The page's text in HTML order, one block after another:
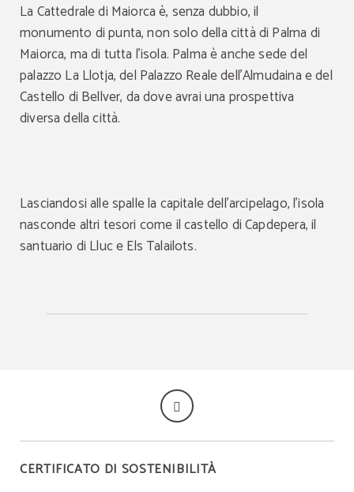
La Cattedrale di Maiorca è, senza dubbio, il
monumento di punta, non solo della città di Palma di
Maiorca, ma di tutta l'isola. Palma è anche sede del
palazzo La Llotja, del Palazzo Reale dell'Almudaina e del
Castello di Bellver, da dove avrai una prospettiva
diversa della città.
Lasciandosi alle spalle la capitale dell'arcipelago, l'isola
nasconde altri tesori come il castello di Capdepera, il
santuario di Lluc e Els Talailots.
CERTIFICATO DI SOSTENIBILITÀ